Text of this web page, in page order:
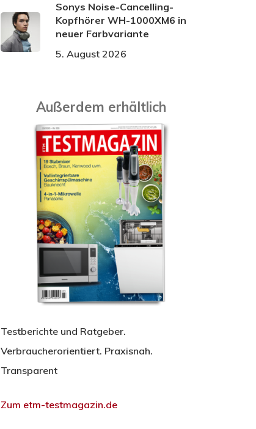
Sonys Noise-Cancelling-
Kopfhörer WH-1000XM6 in
neuer Farbvariante
5. August 2026
Außerdem erhältlich
Testberichte und Ratgeber.
Verbraucherorientiert. Praxisnah.
Transparent
Zum etm-testmagazin.de